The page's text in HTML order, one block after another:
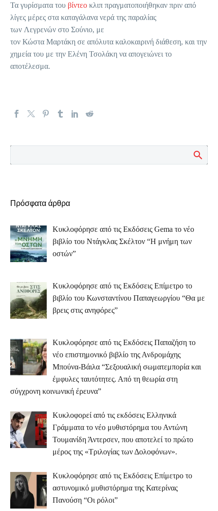
Τα γυρίσματα του βίντεο κλιπ πραγματοποιήθηκαν πριν από
λίγες μέρες στα καταγάλανα νερά της παραλίας
των Λεγρενών στο Σούνιο, με
τον Κώστα Μαρτάκη σε απόλυτα καλοκαιρινή διάθεση, και την
χημεία του με την Ελένη Τσολάκη να απογειώνει το
αποτέλεσμα.
Πρόσφατα άρθρα
Κυκλοφόρησε από τις Εκδόσεις Gema το νέο
βιβλίο του Ντάγκλας Σκέλτον “Η μνήμη των
οστών”
Κυκλοφόρησε από τις Εκδόσεις Επίμετρο το
βιβλίο του Κωνσταντίνου Παπαγεωργίου “Θα με
βρεις στις ανηφόρες”
Κυκλοφόρησε από τις Εκδόσεις Παπαζήση το
νέο επιστημονικό βιβλίο της Ανδρομάχης
Μπούνα-Βάιλα “Σεξουαλική σωματεμπορία και
έμφυλες ταυτότητες. Από τη θεωρία στη
σύγχρονη κοινωνική έρευνα”
Κυκλοφορεί από τις εκδόσεις Ελληνικά
Γράμματα το νέο μυθιστόρημα του Αντώνη
Τουμανίδη Άντερσεν, που αποτελεί το πρώτο
μέρος της «Τριλογίας των Δολοφόνων».
Κυκλοφόρησε από τις Εκδόσεις Επίμετρο το
αστυνομικό μυθιστόρημα της Κατερίνας
Πανούση “Οι ρόλοι”